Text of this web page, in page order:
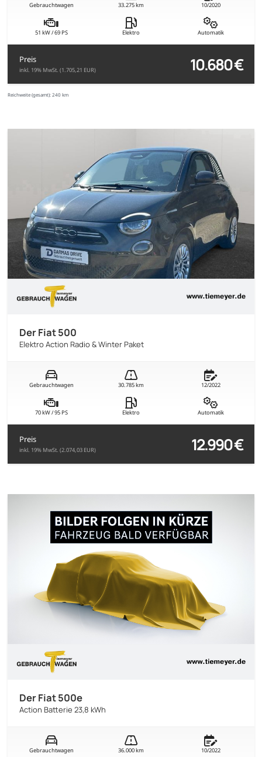
Gebrauchtwagen 33.275 km 10/2020
51 kW / 69 PS Elektro Automatik
Preis
inkl. 19% MwSt. (1.705,21 EUR) 10.680 €
Reichweite (gesamt): 240 km
Der Fiat 500
Elektro Action Radio & Winter Paket
Gebrauchtwagen 30.785 km 12/2022
70 kW / 95 PS Elektro Automatik
Preis
inkl. 19% MwSt. (2.074,03 EUR) 12.990 €
Der Fiat 500e
Action Batterie 23,8 kWh
Gebrauchtwagen 36.000 km 10/2022